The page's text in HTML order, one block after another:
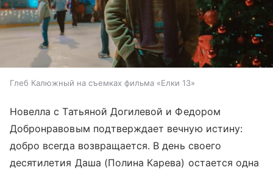
Глеб Калюжный на съемках фильма «Елки 13»
Новелла с Татьяной Догилевой и Федором
Добронравовым подтверждает вечную истину:
добро всегда возвращается. В день своего
десятилетия Даша (Полина Карева) остается одна